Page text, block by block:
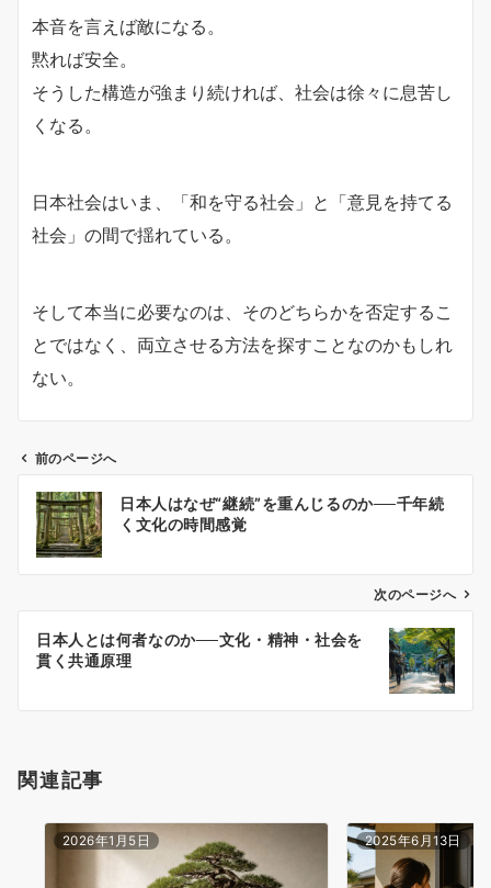
本音を言えば敵になる。
黙れば安全。
そうした構造が強まり続ければ、社会は徐々に息苦し
くなる。
日本社会はいま、「和を守る社会」と「意見を持てる
社会」の間で揺れている。
そして本当に必要なのは、そのどちらかを否定するこ
とではなく、両立させる方法を探すことなのかもしれ
ない。
ビ
ン
前のページへ
日本人はなぜ“継続”を重んじるのか──千年続
く文化の時間感覚
次のページへ
日本人とは何者なのか──文化・精神・社会を
貫く共通原理
関連記事
2026年1月5日 2025年6月13日